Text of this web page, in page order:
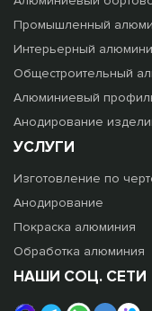
Промышленный
Интерьерный
Общестроительный
Алюминиевый
Анодирование
УСЛУГИ
Изготовление по
Анодирование
Покраска алюминия
Обработка алюминия
НАШИ СОЦ. СЕТИ